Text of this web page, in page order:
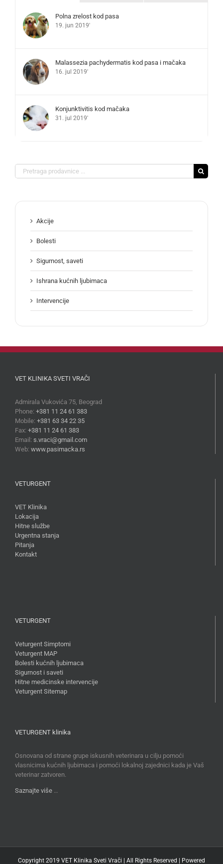
Polna zrelost kod pasa
19. jun 2019'
Malassezia pachydermatis kod pasa i mačaka
16. jul 2019'
Konjunktivitis kod mačaka
31. jul 2019'
Search
for:
Akcije
Bolesti
Sigurnost, saveti
Ishrana kućnih ljubimaca
Intervencije
VET KLINIKA SVETI VRAČI
Admirala Vukovića 75, Beograd
Phone: +381 11 24 61 383
Mobile: +381 63 34 22 35
Fax: +381 11 24 61 383
Email: s.vraci@gmail.com
Web: www.pasimacka.rs
VETURGENT
VET Klinika
Lokacija
Hitne službe
Urgentna stanja
Pitanja
Kontakt
VETURGENT
Veturgent Simptomi
Veturgent MAP
Bolesti kućnih ljubimaca
Sigurnost i saveti
Hitne medicinske intervencije
Veturgent Sitemap
VETURGENT klinika
Osnovana od strane grupe iskusnih veterinara u cilju pomoći
vlasnicima kućnih ljubimaca i pomoći lokalnoj zajednici kada je Vaš
veterinar zatvoren.
Saznajte više …
Copyright 2019 VET Klinika Sveti Vrači | All Rights Reserved | Powered